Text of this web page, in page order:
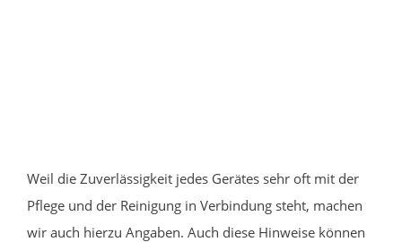
Weil die Zuverlässigkeit jedes Gerätes sehr oft mit der
Pflege und der Reinigung in Verbindung steht, machen
wir auch hierzu Angaben. Auch diese Hinweise können